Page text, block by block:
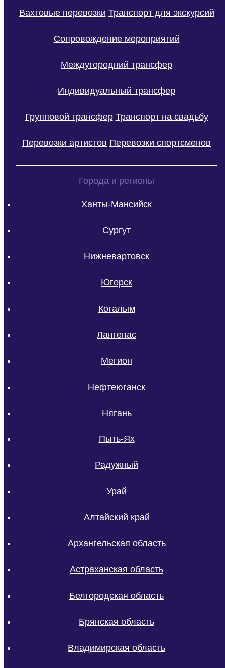
Вахтовые перевозки Транспорт для экскурсий
Сопровождение мероприятий
Междугородний трансфер
Индивидуальный трансфер
Групповой трансфер Транспорт на свадьбу
Перевозки артистов Перевозки спортсменов
Города и регионы
Ханты-Мансийск
Сургут
Нижневартовск
Югорск
Когалым
Лангепас
Мегион
Нефтеюганск
Нягань
Пыть-Ях
Радужный
Урай
Алтайский край
Архангельская область
Астраханская область
Белгородская область
Брянская область
Владимирская область